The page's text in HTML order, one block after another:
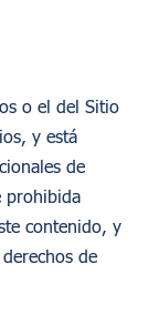
o el del Sitio
y está
de
prohibida
contenido, y
de